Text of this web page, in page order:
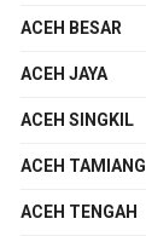
ACEH BESAR
ACEH JAYA
ACEH SINGKIL
ACEH TAMIANG
ACEH TENGAH